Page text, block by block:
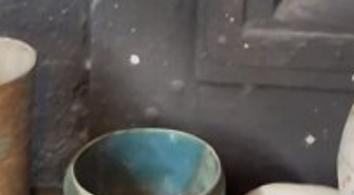
06:04
Details zum PodcastK wie Kultur